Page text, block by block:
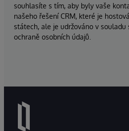
souhlasíte s tím, aby byly vaše
našeho řešení CRM, které je
státech, ale je udržováno v souladu
ochraně osobních údajů.